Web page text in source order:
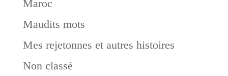
Maroc
Maudits mots
Mes rejetonnes et autres histoires
Non classé